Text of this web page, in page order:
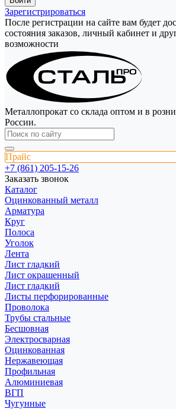
Зарегистрироваться
После регистрации на сайте вам будет
состояния заказов, личный кабинет и
возможности
Металлопрокат со склада оптом и в
России.
Прайс
+7 (861) 205-15-26
Заказать звонок
Каталог
Оцинкованный металл
Арматура
Круг
Полоса
Уголок
Лента
Лист гладкий
Лист окрашенный
Лист гладкий
Листы перфорированные
Проволока
Трубы стальные
Бесшовная
Электросварная
Оцинкованная
Нержавеющая
Профильная
Алюминиевая
ВГП
Чугунные